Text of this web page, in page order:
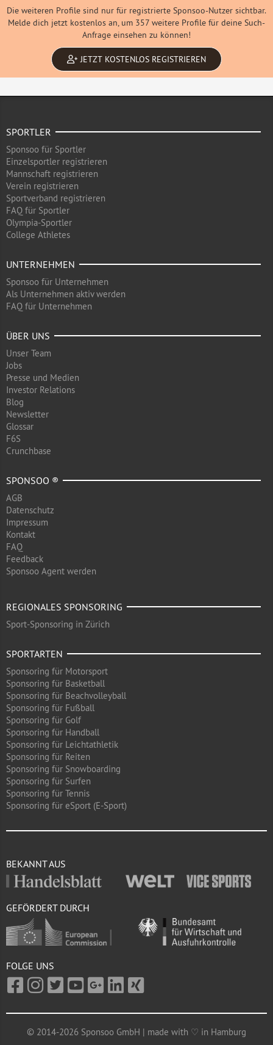
Die weiteren Profile sind nur für registrierte Sponsoo-Nutzer sichtbar.
Melde dich jetzt kostenlos an, um 357 weitere Profile für deine Such-
Anfrage einsehen zu können!
JETZT KOSTENLOS REGISTRIEREN
SPORTLER
Sponsoo für Sportler
Einzelsportler registrieren
Mannschaft registrieren
Verein registrieren
Sportverband registrieren
FAQ für Sportler
Olympia-Sportler
College Athletes
UNTERNEHMEN
Sponsoo für Unternehmen
Als Unternehmen aktiv werden
FAQ für Unternehmen
ÜBER UNS
Unser Team
Jobs
Presse und Medien
Investor Relations
Blog
Newsletter
Glossar
F6S
Crunchbase
SPONSOO ®
AGB
Datenschutz
Impressum
Kontakt
FAQ
Feedback
Sponsoo Agent werden
REGIONALES SPONSORING
Sport-Sponsoring in Zürich
SPORTARTEN
Sponsoring für Motorsport
Sponsoring für Basketball
Sponsoring für Beachvolleyball
Sponsoring für Fußball
Sponsoring für Golf
Sponsoring für Handball
Sponsoring für Leichtathletik
Sponsoring für Reiten
Sponsoring für Snowboarding
Sponsoring für Surfen
Sponsoring für Tennis
Sponsoring für eSport (E-Sport)
BEKANNT AUS
GEFÖRDERT DURCH
FOLGE UNS
© 2014-2026 Sponsoo GmbH | made with ♡ in Hamburg